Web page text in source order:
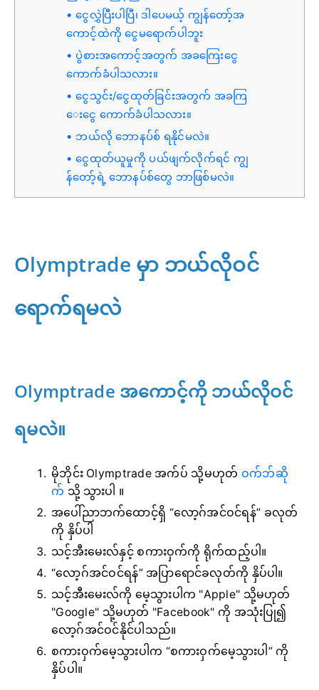
ငွေလွှဲပြီးပါပြီ၊ ဒါပေမယ့် ကျွန်တော့်အ
ကောင့်ထဲကို ငွေမရောက်ပါဘူး
ပွဲစားအကောင့်အတွက် အခကြေးငွေ
ကောက်ခံပါသလား။
ငွေသွင်း/ငွေထုတ်ခြင်းအတွက် အခကြ
ေးငွေ ကောက်ခံပါသလား။
ဘယ်လို ဘောနပ်စ် ရနိုင်မလဲ။
ငွေထုတ်ယူမှုကို ပယ်ဖျက်လိုက်ရင် ကျွ
န်တော့်ရဲ့ ဘောနပ်စ်တွေ ဘာဖြစ်မလဲ။
Olymptrade မှာ ဘယ်လိုဝင်
ရောက်ရမလဲ
Olymptrade အကောင့်ကို ဘယ်လိုဝင်
ရမလဲ။
မိုဘိုင်း Olymptrade အက်ပ် သို့မဟုတ် ဝက်ဘ်ဆို
က် သို့ သွားပါ ။
အပေါ်ညာဘက်ထောင့်ရှိ “လော့ဂ်အင်ဝင်ရန်” ခလုတ်
ကို နှိပ်ပါ
သင့်အီးမေးလ်နှင့် စကားဝှက်ကို ရိုက်ထည့်ပါ။
“လော့ဂ်အင်ဝင်ရန်” အပြာရောင်ခလုတ်ကို နှိပ်ပါ။
သင့်အီးမေးလ်ကို မေ့သွားပါက "Apple" သို့မဟုတ်
"Google" သို့မဟုတ် "Facebook" ကို အသုံးပြု၍
လော့ဂ်အင်ဝင်နိုင်ပါသည်။
စကားဝှက်မေ့သွားပါက “စကားဝှက်မေ့သွားပါ” ကို
နှိပ်ပါ။